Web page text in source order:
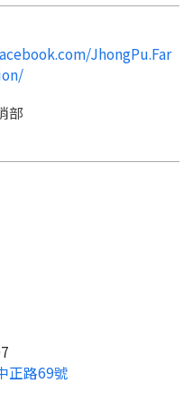
JhongPu.Far
部
正路69號
能完成註冊。
？
繼續註冊
喔。
好友
了！
料吧~
料
候審查中，
嗎？
通過審核嗎？
吧！
始填寫申請表。